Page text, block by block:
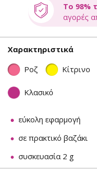
Το 98%
αγορές
Χαρακτηριστικά
Ροζ Κίτρινο
Κλασικό
εύκολη εφαρμογή
σε πρακτικό βαζάκι
συσκευασία 2 g